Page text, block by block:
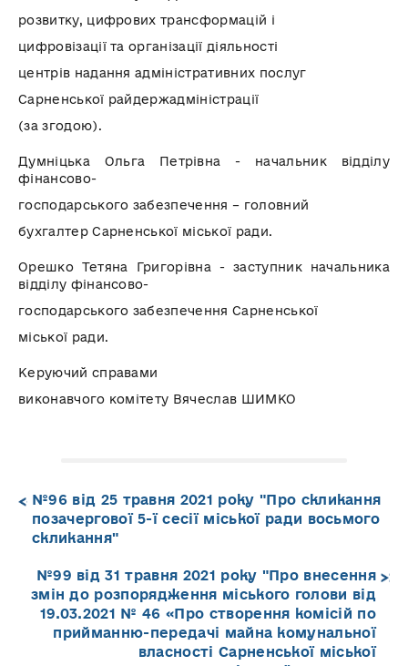
розвитку, цифрових трансформацій і
цифровізації та організації діяльності
центрів надання адміністративних послуг
Сарненської райдержадміністрації
(за згодою).
Думніцька Ольга Петрівна - начальник відділу
фінансово-
господарського забезпечення – головний
бухгалтер Сарненської міської ради.
Орешко Тетяна Григорівна - заступник начальника
відділу фінансово-
господарського забезпечення Сарненської
міської ради.
Керуючий справами
виконавчого комітету Вячеслав ШИМКО
№96 від 25 травня 2021 року "Про скликання
позачергової 5-ї сесії міської ради восьмого
скликання"
№99 від 31 травня 2021 року "Про внесення
змін до розпорядження міського голови від
19.03.2021 № 46 «Про створення комісій по
прийманню-передачі майна комунальної
власності Сарненської міської